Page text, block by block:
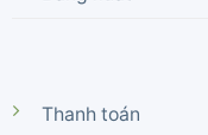
Thanh toán